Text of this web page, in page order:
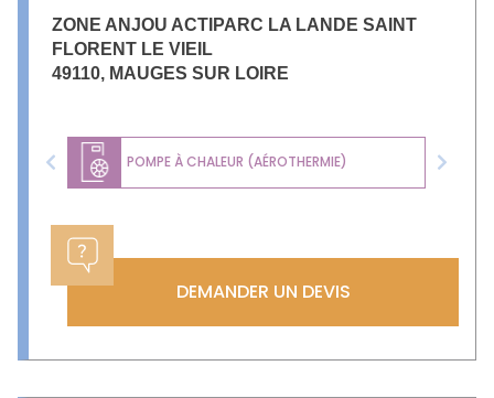
ZONE ANJOU ACTIPARC LA LANDE SAINT
FLORENT LE VIEIL
49110, MAUGES SUR LOIRE
POMPE À CHALEUR (AÉROTHERMIE)
Previous Next
DEMANDER UN DEVIS